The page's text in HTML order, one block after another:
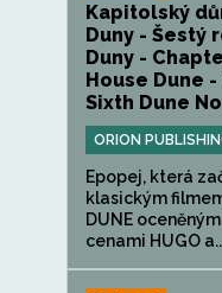
Kapitolský
Duny - Šestý
Duny -
House Dune -
Sixth Dune
ORION
Epopej, která
klasickým
DUNE oceněným
cenami HUGO